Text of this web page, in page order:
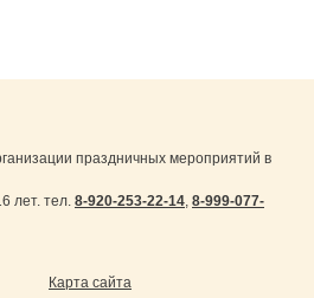
праздничных мероприятий в
лет. тел. 8-920-253-22-14, 8-999-077-
Карта сайта